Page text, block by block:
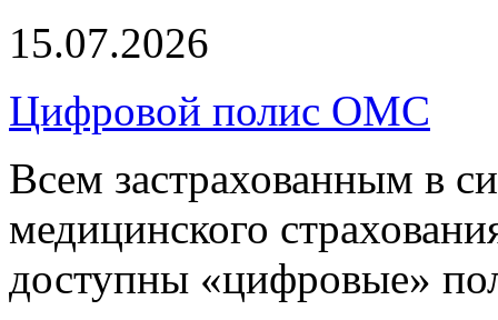
15.07.2026
Цифровой полис ОМС
Всем застрахованным в
медицинского
доступны «цифровые»